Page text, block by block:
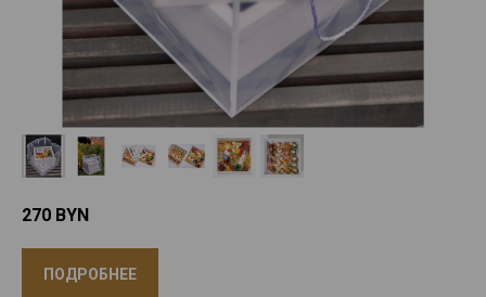
270 BYN
ПОДРОБНЕЕ